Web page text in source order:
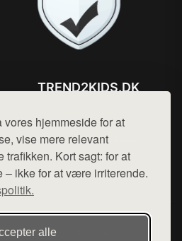
hjemmeside for at
vise mere relevant
trafikken. Kort sagt: for at
– ikke for at være irriterende.
alle
TREND2KIDS.DK
Mail: hej@want.dk
Cookie- og privatlivspolitik
der udgiver en række